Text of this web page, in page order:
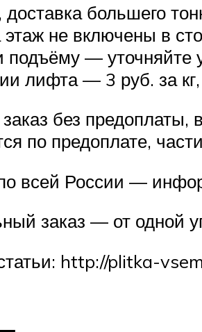
доставка большего
не включены в
подъёму —
лифта — 3 руб. за
без предоплаты,
по предоплате,
всей России —
заказ — от одной
http://plitka-